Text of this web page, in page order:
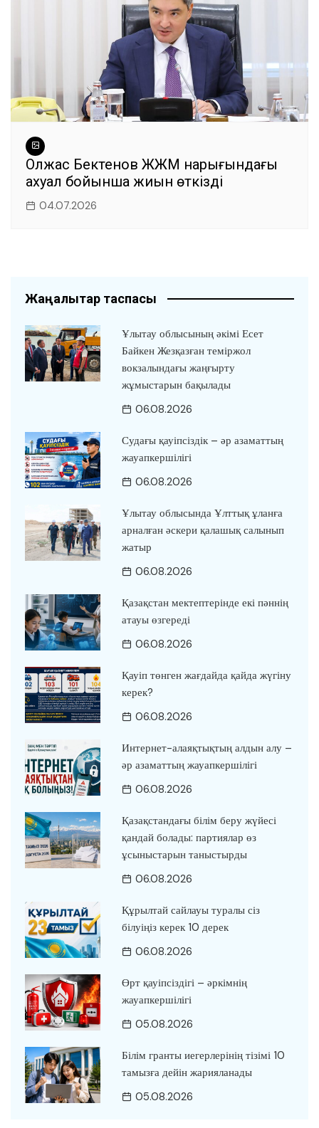
Олжас Бектенов ЖЖМ нарығындағы
ахуал бойынша жиын өткізді
04.07.2026
Жаңалықтар таспасы
Ұлытау облысының әкімі Есет
Байкен Жезқазған теміржол
вокзалындағы жаңғырту
жұмыстарын бақылады
06.08.2026
Судағы қауіпсіздік – әр азаматтың
жауапкершілігі
06.08.2026
Ұлытау облысында Ұлттық ұланға
арналған әскери қалашық салынып
жатыр
06.08.2026
Қазақстан мектептерінде екі пәннің
атауы өзгереді
06.08.2026
Қауіп төнген жағдайда қайда жүгіну
керек?
06.08.2026
Интернет-алаяқтықтың алдын алу –
әр азаматтың жауапкершілігі
06.08.2026
Қазақстандағы білім беру жүйесі
қандай болады: партиялар өз
ұсыныстарын таныстырды
06.08.2026
Құрылтай сайлауы туралы сіз
білуіңіз керек 10 дерек
06.08.2026
Өрт қауіпсіздігі – әркімнің
жауапкершілігі
05.08.2026
Білім гранты иегерлерінің тізімі 10
тамызға дейін жарияланады
05.08.2026